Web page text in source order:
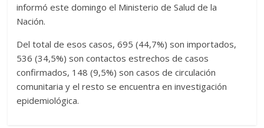
informó este domingo el Ministerio de Salud de la
Nación.
Del total de esos casos, 695 (44,7%) son importados,
536 (34,5%) son contactos estrechos de casos
confirmados, 148 (9,5%) son casos de circulación
comunitaria y el resto se encuentra en investigación
epidemiológica.